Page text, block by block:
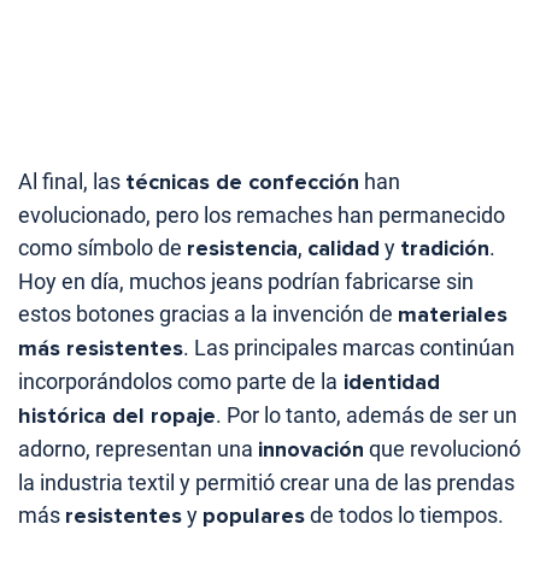
Al final, las técnicas de confección han
evolucionado, pero los remaches han permanecido
como símbolo de resistencia, calidad y tradición.
Hoy en día, muchos jeans podrían fabricarse sin
estos botones gracias a la invención de materiales
más resistentes. Las principales marcas continúan
incorporándolos como parte de la identidad
histórica del ropaje. Por lo tanto, además de ser un
adorno, representan una innovación que revolucionó
la industria textil y permitió crear una de las prendas
más resistentesy popularesde todos lo tiempos.